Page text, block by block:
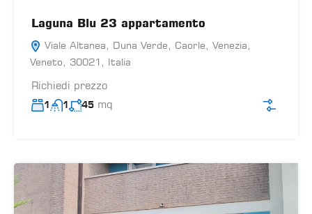
Laguna Blu 23 appartamento
Viale Altanea, Duna Verde, Caorle, Venezia,
Veneto, 30021, Italia
Richiedi prezzo
1 1 45 mq